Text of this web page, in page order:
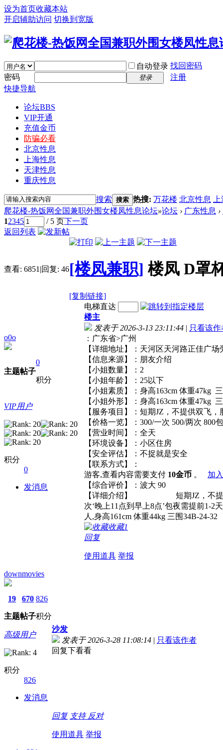
设为首页收藏本站
开启辅助访问 切换到宽版
自动登录 找回密码
密码
登录
注册
快捷导航
论坛BBS
VIP开通
充值金币
防骗必看
北京性息
上海性息
天津性息
重庆性息
搜索 搜索 热搜: 万花楼 北京性息
爬花楼-热饭网全国兼职外围女楼凤性息论坛»论坛 › 广东性息 ›
12345 / 5 页下一页
返回列表
查看: 6851 |回复: 46[楼凤兼职] 楼凤 D罩
[复制链接]
o0o
主题帖子
0
积分
VIP用户
积分
0
发消息
电梯直达
楼主
发表于 2026-3-13 23:11:44 | 只看该作
：广东省>广州
【详细地址】：天河区天河路正
【信息来源】：朋友介绍
【小姐数量】：2
【小姐年龄】：25以下
【小姐素质】：身高163cm 体重
【小姐外形】：身高163cm 体重
【服务项目】：短期JZ，不提供双
【价格一览】：300/一次 500/两次
【营业时间】：全天
【环境设备】：小区住房
【安全评估】：不捉就是安全
【联系方式】：
游客,查看内容需要支付 10金币 。 加
【综合评价】：波大
【详细介绍】 短期JZ，不提供双
次‘晚上11点到早上8点’包夜需提前1-2
人,身高161cm 体重44kg 三围34B-24-32
收藏1
回复
使用道具 举报
downmovies
19
主题
670
帖子
826
积分
高级用户
积分
826
发消息
沙发
发表于 2026-3-28 11:08:14 | 只看该作者
回复下看看
回复 支持 反对
使用道具 举报